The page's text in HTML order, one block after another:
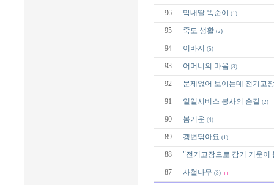
96 막내딸 똑순이 (1)
95 죽도 생활 (2)
94 이바지 (5)
93 어머니의 마음 (3)
92 문제없어 보이는데 전기고
91 일일서비스 봉사의 손길 (2)
90 봄기운 (4)
89 갱변닦아요 (1)
88 "전기고장으로 감기 기운이
87 사철나무 (3)